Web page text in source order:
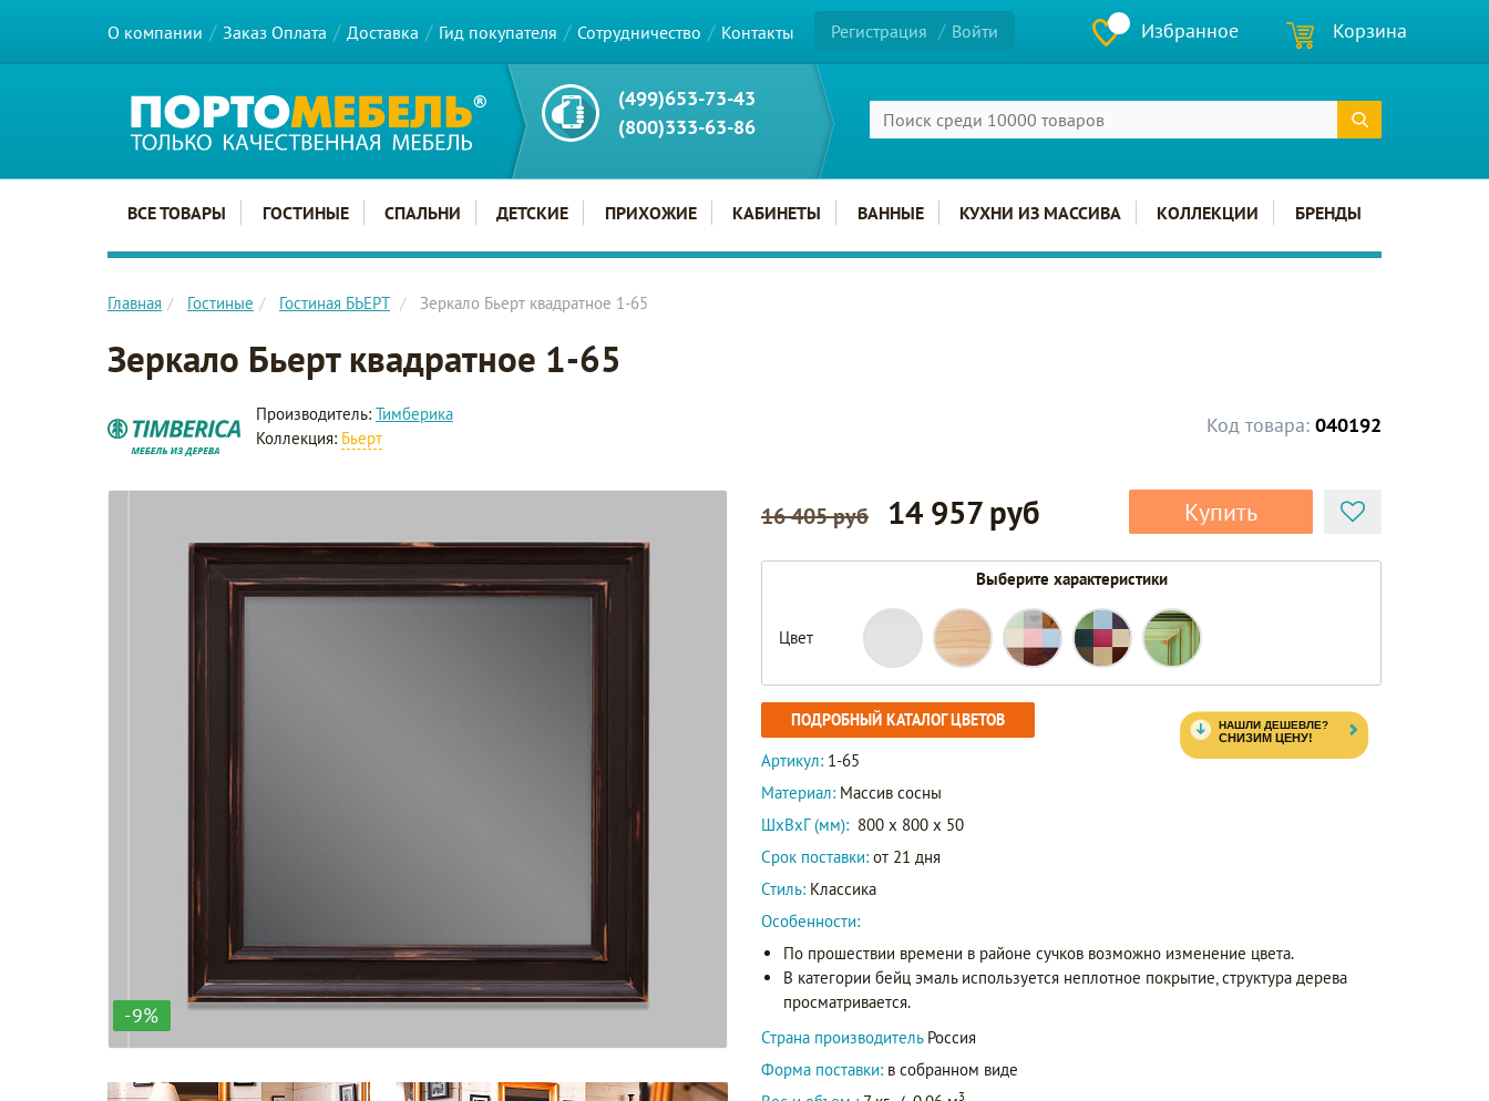
О компании Заказ Оплата Доставка Гид покупателя Сотрудничество Контакты Регистрация Войти Избранное Корзина
(499)653-73-43
(800)333-63-86
Главное меню сайта
ВСЕ ТОВАРЫ ГОСТИНЫЕ СПАЛЬНИ ДЕТСКИЕ ПРИХОЖИЕ КАБИНЕТЫ ВАННЫЕ КУХНИ ИЗ МАССИВА КОЛЛЕКЦИИ БРЕНДЫ
Главная Гостиные Гостиная БЬЕРТ Зеркало Бьерт квадратное 1-65
Зеркало Бьерт квадратное 1-65
Код товара: 040192
Производитель: Тимберика
Коллекция: Бьерт
-9%
16 405 руб 14 957 руб Купить
Выберите характеристики
Цвет
ПОДРОБНЫЙ КАТАЛОГ ЦВЕТОВ
Артикул: 1-65
Материал: Массив сосны
ШxВxГ (мм): 800 x 800 x 50
Срок поставки: от 21 дня
Стиль: Классика
Особенности:
По прошествии времени в районе сучков возможно изменение цвета.
В категории бейц эмаль используется неплотное покрытие, структура дерева
просматривается.
Страна производитель Россия
Форма поставки: в собранном виде
3